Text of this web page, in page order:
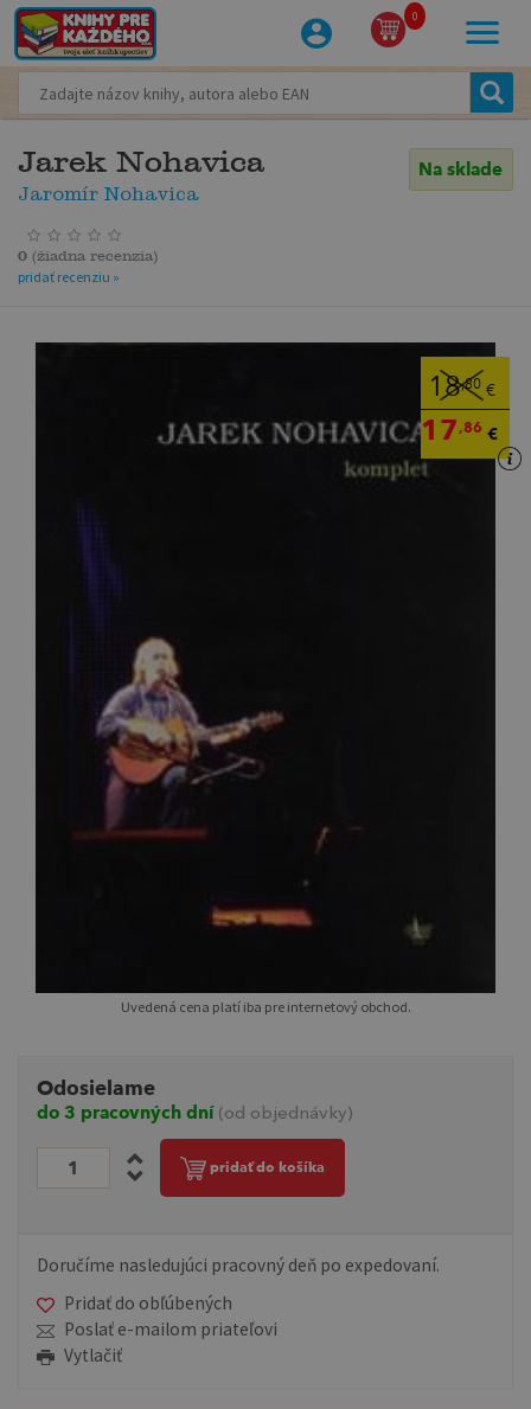
0
Jarek Nohavica
Jaromír Nohavica
Na sklade
0 (žiadna recenzia)
pridať recenziu »
18,80 €
17,86 €
Uvedená cena platí iba pre internetový obchod.
Odosielame
do 3 pracovných dní (od objednávky)
pridať do košíka
Doručíme nasledujúci pracovný deň po expedovaní.
Pridať do obľúbených
Poslať e-mailom priateľovi
Vytlačiť